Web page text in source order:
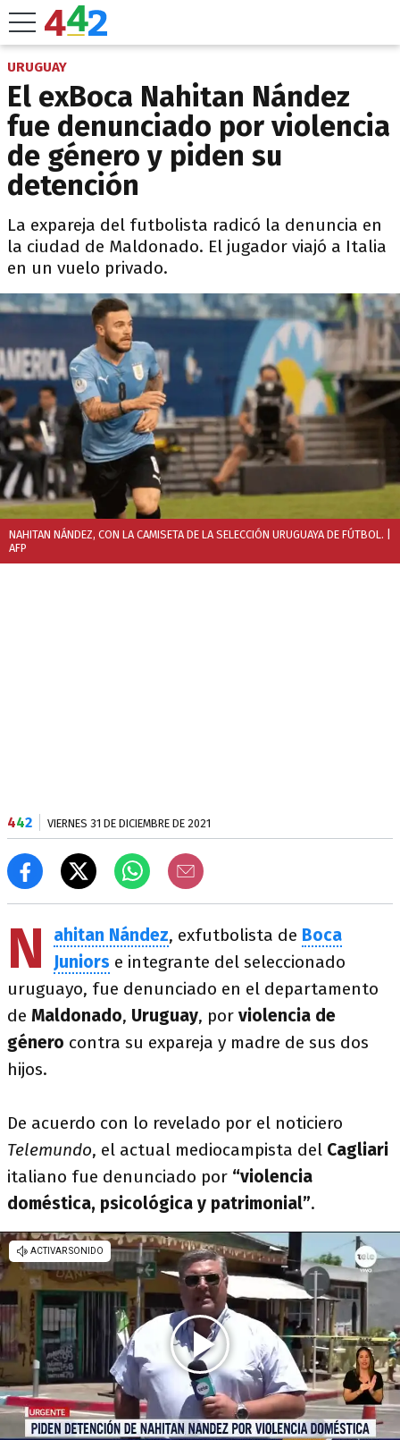
URUGUAY
El exBoca Nahitan Nández
fue denunciado por violencia
de género y piden su
detención
La expareja del futbolista radicó la denuncia en
la ciudad de Maldonado. El jugador viajó a Italia
en un vuelo privado.
NAHITAN NÁNDEZ, CON LA CAMISETA DE LA SELECCIÓN URUGUAYA DE FÚTBOL.
AFP
442 VIERNES 31 DE DICIEMBRE DE 2021
N ahitan Nández, exfutbolista de Boca
Juniors e integrante del seleccionado
uruguayo, fue denunciado en el departamento
de Maldonado, Uruguay, por violencia de
género contra su expareja y madre de sus dos
hijos.
De acuerdo con lo revelado por el noticiero
Telemundo, el actual mediocampista del Cagliari
italiano fue denunciado por “violencia
doméstica, psicológica y patrimonial”.